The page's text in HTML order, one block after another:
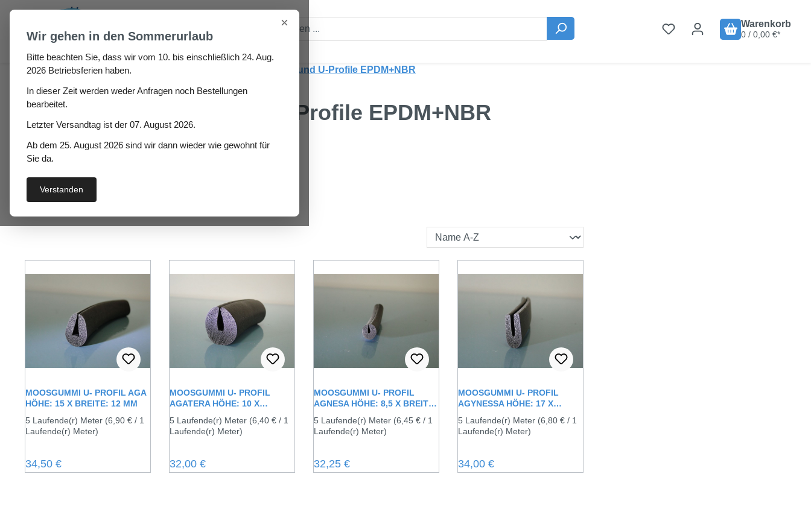
Hauptinhalt springen
Zur Suche springen
Warenkorb
0 / 0,00 €*
Fugen & Spalt Moosgummi klebend Moosgummi Halbrund U-Profile EPDM+NBR
Moosgummi Halbrund U-Profile EPDM+NBR
MOOSGUMMI U- PROFIL AGA
HÖHE: 15 X BREITE: 12 MM
5 Laufende(r) Meter (6,90 € / 1
Laufende(r) Meter)
Regulärer Preis:
34,50 €
MOOSGUMMI U- PROFIL
AGATERA HÖHE: 10 X
5 Laufende(r) Meter (6,40 € / 1
Laufende(r) Meter)
Regulärer Preis:
32,00 €
MOOSGUMMI U- PROFIL
AGNESA HÖHE: 8,5 X BREITE:
5 Laufende(r) Meter (6,45 € / 1
Laufende(r) Meter)
Regulärer Preis:
32,25 €
MOOSGUMMI U- PROFIL
AGYNESSA HÖHE: 17 X
5 Laufende(r) Meter (6,80 € / 1
Laufende(r) Meter)
Regulärer Preis:
34,00 €
×
Wir gehen in den Sommerurlaub
Bitte beachten Sie, dass wir vom 10. bis einschließlich 24. Aug.
2026 Betriebsferien haben.
In dieser Zeit werden weder Anfragen noch Bestellungen
bearbeitet.
Letzter Versandtag ist der 07. August 2026.
Ab dem 25. August 2026 sind wir dann wieder wie gewohnt für
Sie da.
Verstanden